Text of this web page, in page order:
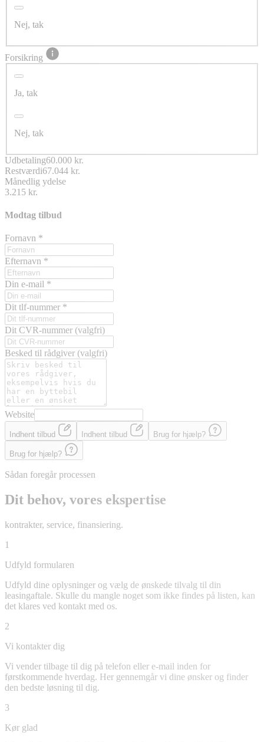
Nej, tak
Forsikring
Ja, tak
Nej, tak
Udbetaling60.000 kr.
Restværdi67.044 kr.
Månedlig ydelse
3.215 kr.
Modtag tilbud
Fornavn *
Efternavn *
Din e-mail *
Dit tlf-nummer *
Dit CVR-nummer (valgfri)
Besked til rådgiver (valgfri)
Website
Indhent tilbud Indhent tilbud Brug for hjælp?
Brug for hjælp?
Sådan foregår processen
Dit behov, vores ekspertise
kontrakter, service, finansiering.
1
Udfyld formularen
Udfyld dine oplysninger og vælg de ønskede tilvalg til din
leasingaftale. Skulle du mangle noget som ikke findes på listen, kan
det klares ved kontakt med os.
2
Vi kontakter dig
Vi vender tilbage til dig på telefon eller e-mail inden for
førstkommende hverdag. Her gennemgår vi dine ønsker og finder
den bedste løsning til dig.
3
Kør glad